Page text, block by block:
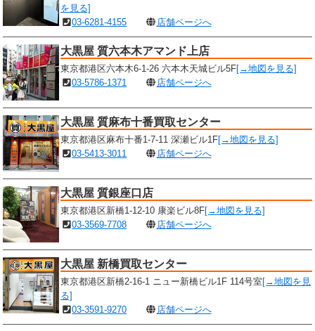
を見る]
03-6281-4155
店舗ページへ
大黒屋 質六本木アマンド上店
東京都港区六本木6-1-26 六本木天城ビル5F[→地図を見る]
03-5786-1371
店舗ページへ
大黒屋 質麻布十番買取センター
東京都港区麻布十番1-7-11 深瀬ビル1F[→地図を見る]
03-5413-3011
店舗ページへ
大黒屋 質銀座口店
東京都港区新橋1-12-10 康楽ビル8F[→地図を見る]
03-3569-7708
店舗ページへ
大黒屋 新橋買取センター
東京都港区新橋2-16-1 ニュー新橋ビル1F 114号室 [→地図を見
る]
03-3591-9270
店舗ページへ